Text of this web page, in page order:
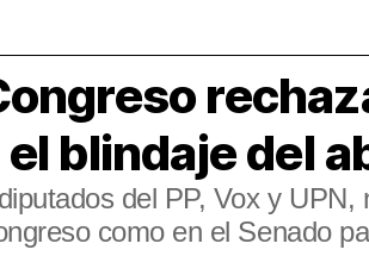
blindaje del
del PP, Vox y UPN,
como en el Senado